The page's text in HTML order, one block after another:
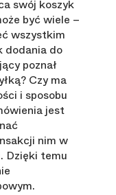
swój koszyk
być wiele –
wszystkim
dodania do
poznał
Czy ma
i sposobu
jest
nim w
Dzięki temu